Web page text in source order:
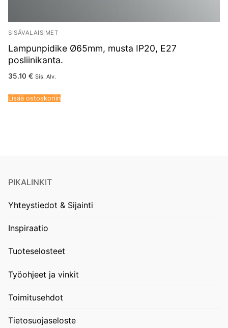
SISÄVALAISIMET
Lampunpidike Ø65mm, musta IP20, E27
posliinikanta.
35.10 € Sis. Alv.
Lisää ostoskoriin
PIKALINKIT
Yhteystiedot & Sijainti
Inspiraatio
Tuoteselosteet
Työohjeet ja vinkit
Toimitusehdot
Tietosuojaseloste